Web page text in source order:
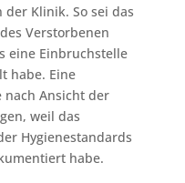
Klinik. So sei das
Verstorbenen
eine Einbruchstelle
habe. Eine
Ansicht der
weil das
Hygienestandards
habe.